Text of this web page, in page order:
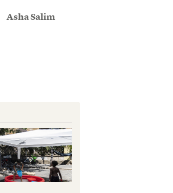
Asha Salim